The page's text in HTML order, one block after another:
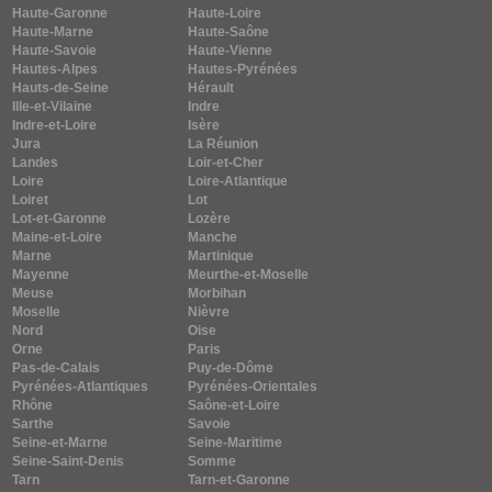
Haute-Garonne
Haute-Loire
Haute-Marne
Haute-Saône
Haute-Savoie
Haute-Vienne
Hautes-Alpes
Hautes-Pyrénées
Hauts-de-Seine
Hérault
Ille-et-Vilaine
Indre
Indre-et-Loire
Isère
Jura
La Réunion
Landes
Loir-et-Cher
Loire
Loire-Atlantique
Loiret
Lot
Lot-et-Garonne
Lozère
Maine-et-Loire
Manche
Marne
Martinique
Mayenne
Meurthe-et-Moselle
Meuse
Morbihan
Moselle
Nièvre
Nord
Oise
Orne
Paris
Pas-de-Calais
Puy-de-Dôme
Pyrénées-Atlantiques
Pyrénées-Orientales
Rhône
Saône-et-Loire
Sarthe
Savoie
Seine-et-Marne
Seine-Maritime
Seine-Saint-Denis
Somme
Tarn
Tarn-et-Garonne